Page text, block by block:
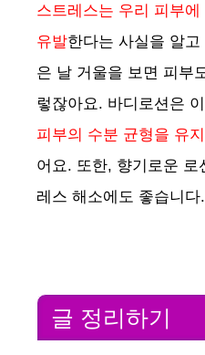
스트레스는 우리 피부
유발한다는 사실을 알
은 날 거울을 보면 피부
렇잖아요. 바디로션은
피부의 수분 균형을 유지
어요. 또한, 향기로운 로
레스 해소에도 좋습니다.
글 정리하기